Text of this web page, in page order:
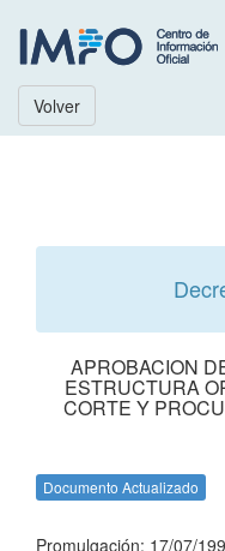
Volver
APROBACION
ESTRUCTURA
CORTE Y
Documento Actualizado
Promulgación: 17/07/